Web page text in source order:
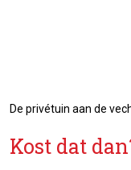
De privétuin aan de
Kost dat